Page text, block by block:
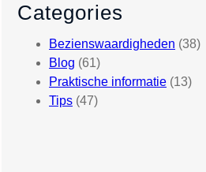
Categories
Bezienswaardigheden (38)
Blog (61)
Praktische informatie (13)
Tips (47)